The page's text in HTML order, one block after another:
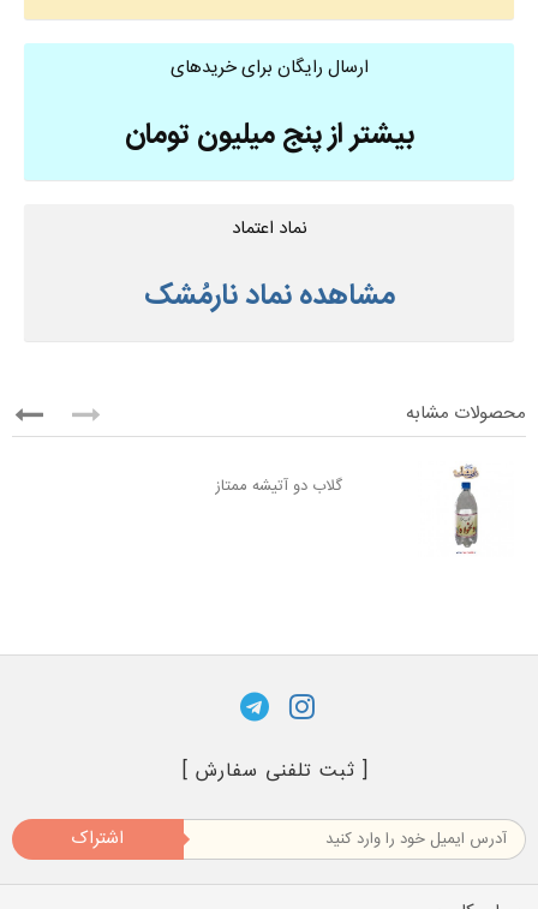
ارسال رایگان برای خریدهای
بیشتر از پنج میلیون تومان
نماد اعتماد
مشاهده نماد نارمُشک
محصولات مشابه
گلاب دو آتیشه ممتاز
[ ثبت تلفنی سفارش ]
اشتراک